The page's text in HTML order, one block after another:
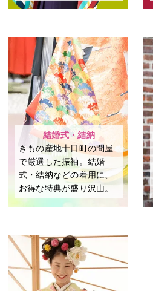
結婚式・結納
きもの産地十日町の問屋
で厳選した振袖。結婚
式・結納などの着用に、
お得な特典が盛り沢山。